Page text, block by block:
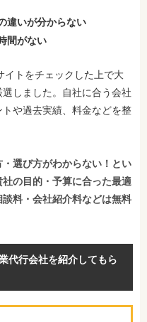
違いが分からない
間がない
イトをチェックした上で大
しました。自社に合う会社
や過去実績、料金などを整
選び方がわからない！とい
の目的・予算に合った最適
料・会社紹介料などは無料
代行会社を紹介してもら